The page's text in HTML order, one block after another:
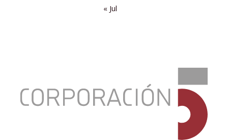
« Jul
por
decidir